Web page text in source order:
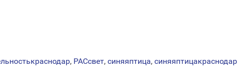
, РАСсвет, синяяптица, синяяптицакраснодар